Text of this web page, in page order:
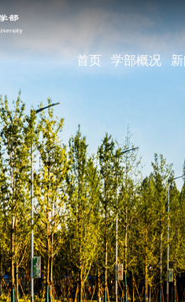
首页 学部概况
现任领导
机构设置
学部宣传片
部长寄语